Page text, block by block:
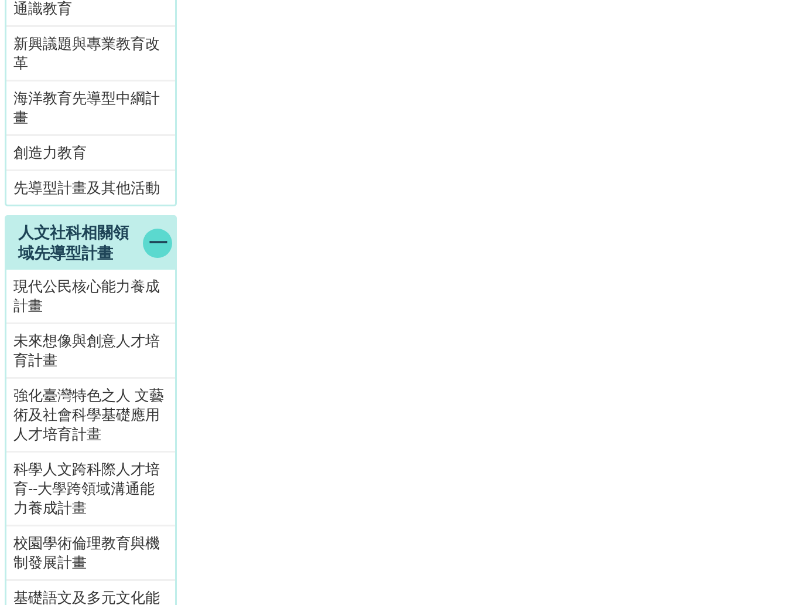
通識教育
新興議題與專業教育改
革
海洋教育先導型中綱計
畫
創造力教育
先導型計畫及其他活動
人文社科相關領
域先導型計畫
現代公民核心能力養成
計畫
未來想像與創意人才培
育計畫
強化臺灣特色之人 文藝
術及社會科學基礎應用
人才培育計畫
科學人文跨科際人才培
育--大學跨領域溝通能
力養成計畫
校園學術倫理教育與機
制發展計畫
基礎語文及多元文化能